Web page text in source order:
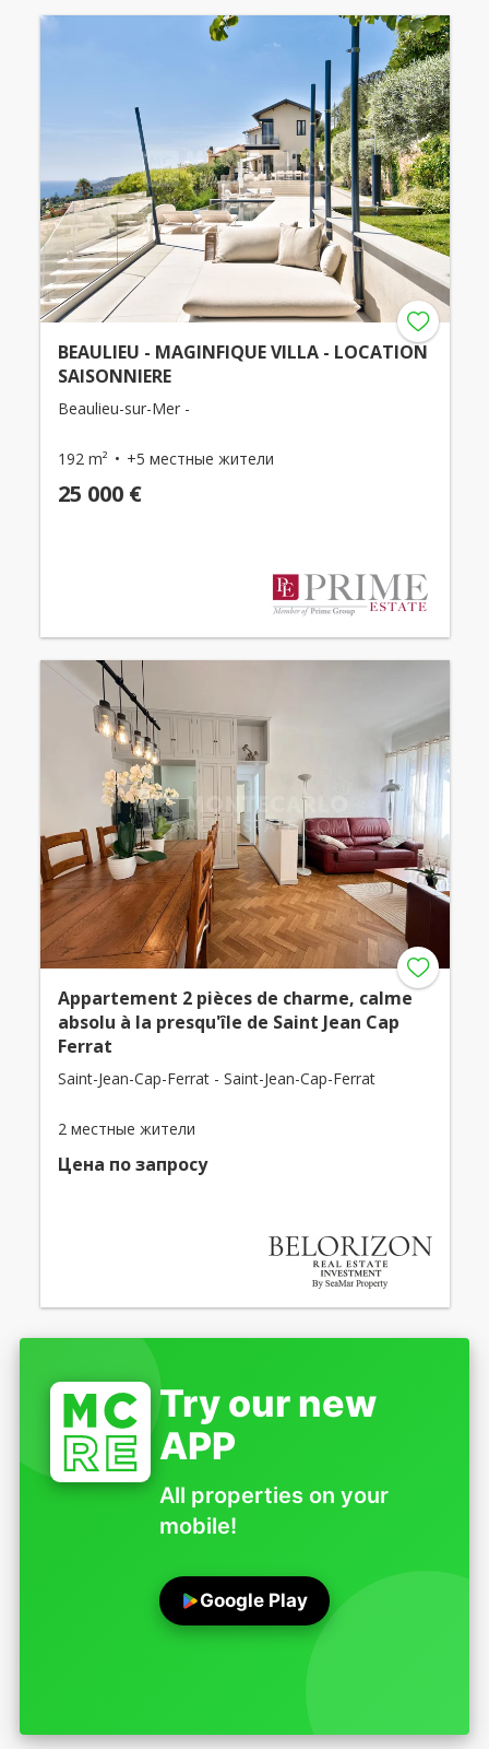
BEAULIEU - MAGINFIQUE VILLA - LOCATION
SAISONNIERE
Beaulieu-sur-Mer -
192 m² +5 местные жители
25 000 €
Appartement 2 pièces de charme, calme
absolu à la presqu'île de Saint Jean Cap
Ferrat
Saint-Jean-Cap-Ferrat - Saint-Jean-Cap-Ferrat
2 местные жители
Цена по запросу
Try our new
APP
All properties on your
mobile!
Google Play